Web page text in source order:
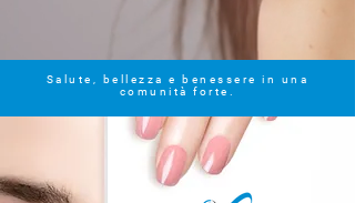
Salute, bellezza e benessere in una
comunità forte.